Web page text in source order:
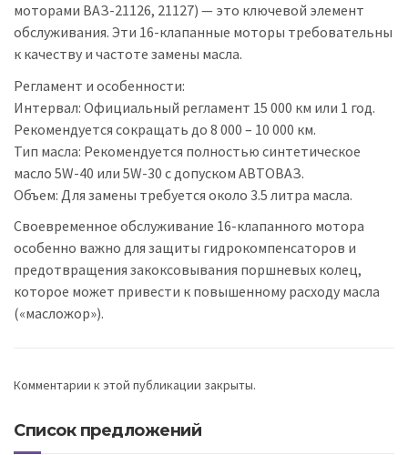
моторами ВАЗ-21126, 21127) — это ключевой элемент
обслуживания. Эти 16-клапанные моторы требовательны
к качеству и частоте замены масла.
Регламент и особенности:
Интервал: Официальный регламент 15 000 км или 1 год.
Рекомендуется сокращать до 8 000 – 10 000 км.
Тип масла: Рекомендуется полностью синтетическое
масло 5W-40 или 5W-30 с допуском АВТОВАЗ.
Объем: Для замены требуется около 3.5 литра масла.
Своевременное обслуживание 16-клапанного мотора
особенно важно для защиты гидрокомпенсаторов и
предотвращения закоксовывания поршневых колец,
которое может привести к повышенному расходу масла
(«масложор»).
Комментарии к этой публикации закрыты.
Список предложений